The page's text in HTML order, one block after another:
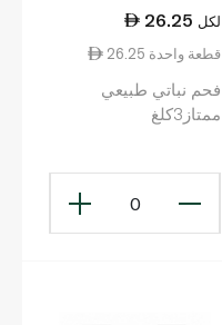
26.25 لكل
26.25 قطعة واحدة
فحم نباتي طبيعي
ممتاز3كلغ
0